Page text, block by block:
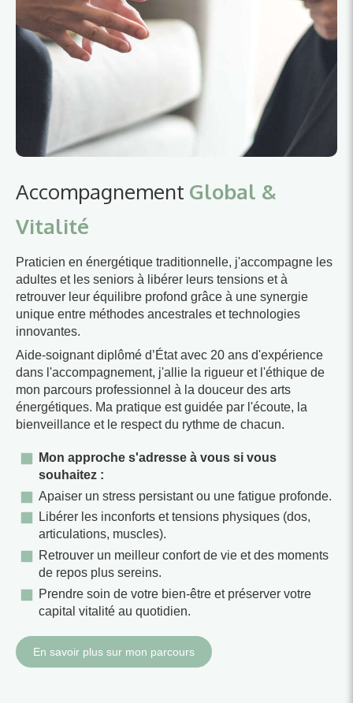
Accompagnement Global &
Vitalité
Praticien en énergétique traditionnelle, j'accompagne les
adultes et les seniors à libérer leurs tensions et à
retrouver leur équilibre profond grâce à une synergie
unique entre méthodes ancestrales et technologies
innovantes.
Aide-soignant diplômé d’État avec 20 ans d'expérience
dans l'accompagnement, j'allie la rigueur et l'éthique de
mon parcours professionnel à la douceur des arts
énergétiques. Ma pratique est guidée par l'écoute, la
bienveillance et le respect du rythme de chacun.
Mon approche s'adresse à vous si vous
souhaitez :
Apaiser un stress persistant ou une fatigue profonde.
Libérer les inconforts et tensions physiques (dos,
articulations, muscles).
Retrouver un meilleur confort de vie et des moments
de repos plus sereins.
Prendre soin de votre bien-être et préserver votre
capital vitalité au quotidien.
En savoir plus sur mon parcours